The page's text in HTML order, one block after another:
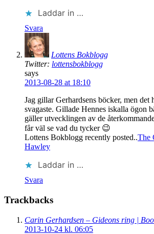
Laddar in …
Svara
Lottens Bokblogg
Twitter: lottensbokblogg
says
2013-08-28 at 18:10
Jag gillar Gerhardsens böcker, men det
svagaste. Gillade Hennes iskalla ögon
gäller utvecklingen av de
får väl se vad du tycker 😉
Lottens Bokblogg recently posted..The
Hawley
Laddar in …
Svara
Trackbacks
Carin Gerhardsen – Gideons ring |
2013-10-24 kl. 06:05